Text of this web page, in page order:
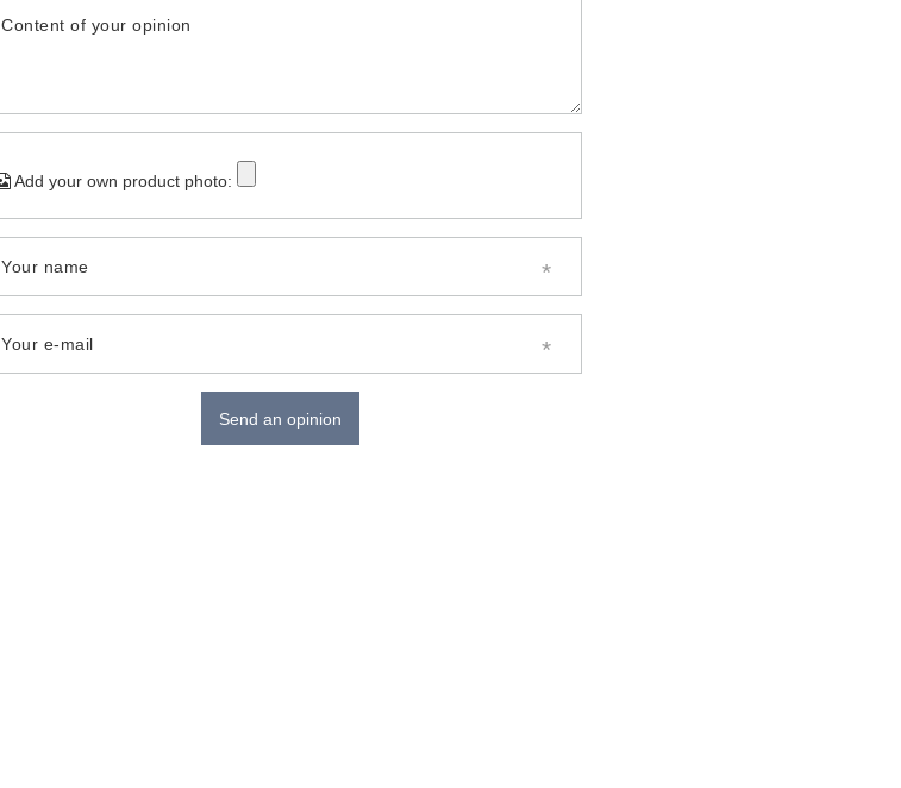
Content of your opinion
Add your own product photo:
Your name
Your e-mail
Send an opinion